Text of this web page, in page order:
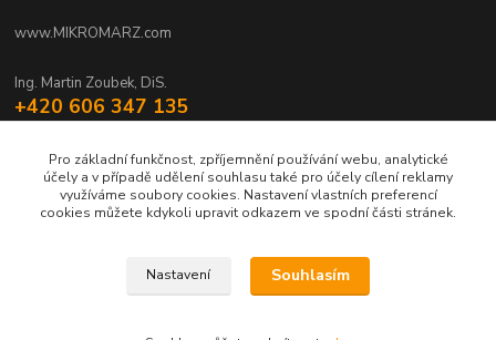
www.MIKROMARZ.com
Ing. Martin Zoubek, DiS.
+420 606 347 135
zoubek@mikromarz.cz
Upravit sběr cookies.
Pro základní funkčnost, zpříjemnění používání webu, analytické
účely a v případě udělení souhlasu také pro účely cílení reklamy
využíváme soubory cookies. Nastavení vlastních preferencí
cookies můžete kdykoli upravit odkazem ve spodní části stránek.
Nastavení Souhlasím